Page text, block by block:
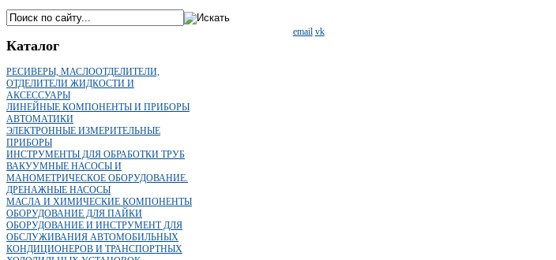
email vk
Каталог
РЕСИВЕРЫ, МАСЛООТДЕЛИТЕЛИ,
ОТДЕЛИТЕЛИ ЖИДКОСТИ И
АКСЕССУАРЫ
ЛИНЕЙНЫЕ КОМПОНЕНТЫ И ПРИБОРЫ
АВТОМАТИКИ
ЭЛЕКТРОННЫЕ ИЗМЕРИТЕЛЬНЫЕ
ПРИБОРЫ
ИНСТРУМЕНТЫ ДЛЯ ОБРАБОТКИ ТРУБ
ВАКУУМНЫЕ НАСОСЫ И
МАНОМЕТРИЧЕСКОЕ ОБОРУДОВАНИЕ.
ДРЕНАЖНЫЕ НАСОСЫ
МАСЛА И ХИМИЧЕСКИЕ КОМПОНЕНТЫ
ОБОРУДОВАНИЕ ДЛЯ ПАЙКИ
ОБОРУДОВАНИЕ И ИНСТРУМЕНТ ДЛЯ
ОБСЛУЖИВАНИЯ АВТОМОБИЛЬНЫХ
КОНДИЦИОНЕРОВ И ТРАНСПОРТНЫХ